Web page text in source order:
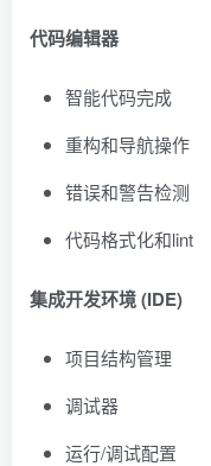
代码编辑器
智能代码完成
重构和导航操作
错误和警告检测
代码格式化和lint
集成开发环境 (IDE)
项目结构管理
调试器
运行/调试配置